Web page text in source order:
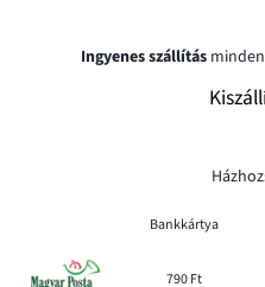
Ingyenes szállítás
Bankkártya
790 Ft